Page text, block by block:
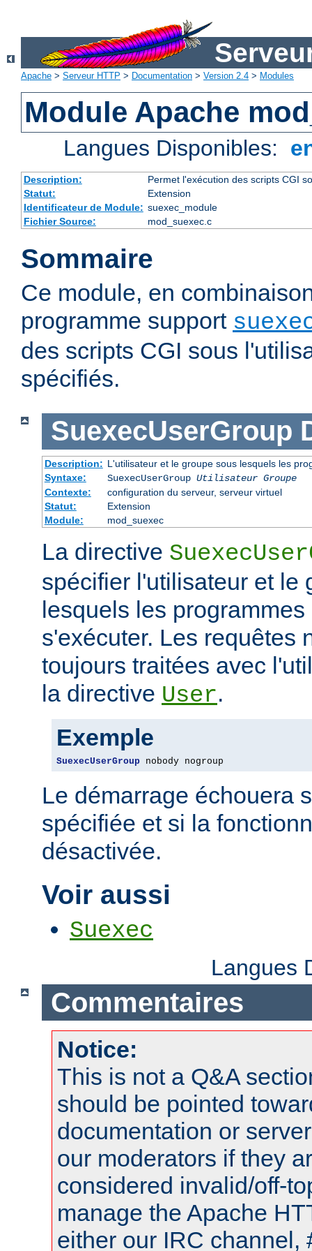
Apache > Serveur HTTP > Documentation > Version 2.4 > Modules
Module Apache
Langues Disponibles:
Description:
Permet l'exécution des scripts CGI
Statut:
Extension
Identificateur de Module: suexec_module
Fichier Source:
mod_suexec.c
Sommaire
Ce module, en
programme support
des scripts CGI sous
spécifiés.
SuexecUserGroup
Description: L'utilisateur et le groupe sous lesquels les
Syntaxe:
SuexecUserGroup Utilisateur Groupe
Contexte:
configuration du serveur, serveur virtuel
Statut:
Extension
Module:
mod_suexec
La directive
spécifier l'utilisateur et le
lesquels les
s'exécuter. Les requêtes
toujours traitées avec
la directive User.
Exemple
SuexecUserGroup nobody nogroup
Le démarrage échouera
spécifiée et si la
désactivée.
Voir aussi
Suexec
Langues
Commentaires
Notice:
This is not a Q&A
should be pointed
documentation or
our moderators if they
considered invalid/off-
manage the Apache
either our IRC channel,